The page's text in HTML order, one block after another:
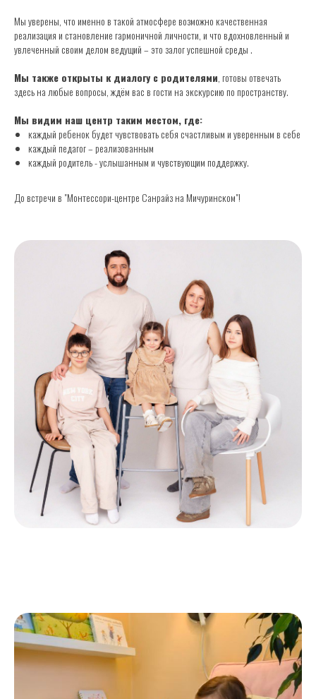
Мы уверены, что именно в такой атмосфере возможно качественная
реализация и становление гармоничной личности, и что вдохновленный и
увлеченный своим делом ведущий – это залог успешной среды .
Мы также открыты к диалогу с родителями, готовы отвечать
здесь на любые вопросы, ждём вас в гости на экскурсию по пространству.
Мы видим наш центр таким местом, где:
каждый ребенок будет чувствовать себя счастливым и уверенным в себе
каждый педагог – реализованным
каждый родитель - услышанным и чувствующим поддержку.
До встречи в "Монтессори-центре Санрайз на Мичуринском"!